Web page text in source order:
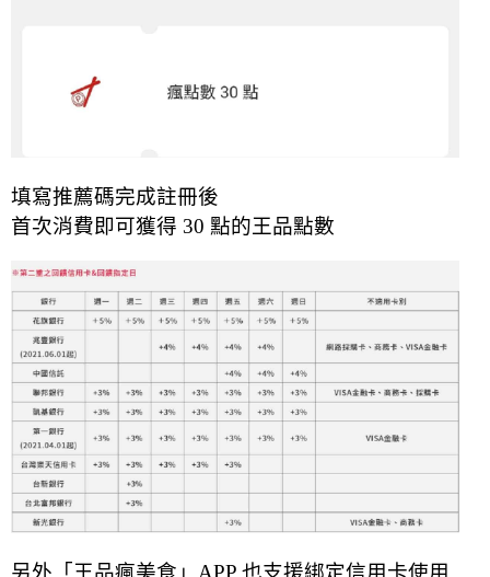
填寫推薦碼完成註冊後
首次消費即可獲得 30 點的王品點數
另外「王品瘋美食」APP 也支援綁定信用卡使用